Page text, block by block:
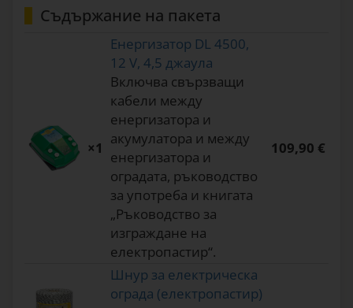
Съдържание на пакета
×1
Енергизатор DL 4500,
12 V, 4,5 джаула
Включва свързващи
кабели между
енергизатора и
акумулатора и между
енергизатора и
оградата, ръководство
за употреба и книгата
„Ръководство за
изграждане на
електропастир“.
109,90 €
Шнур за електрическа
ограда (електропастир)